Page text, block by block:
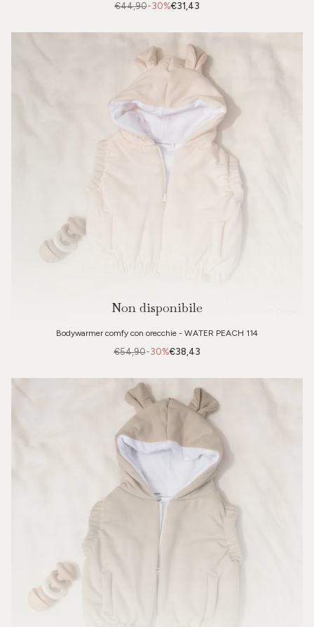
-30%
€44,90 €31,43
Non disponibile
Bodywarmer comfy con orecchie - WATER PEACH 114
-30%
€54,90 €38,43